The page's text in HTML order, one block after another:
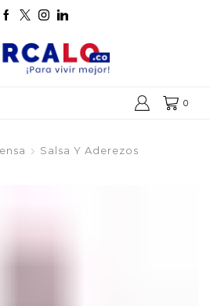
0
Salsa Y Aderezos